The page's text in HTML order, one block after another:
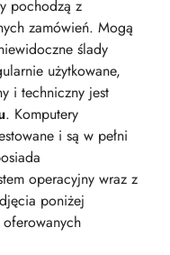
pochodzą z
zamówień. Mogą
ślady
użytkowane,
i techniczny jest
. Komputery
i są w pełni
operacyjny wraz z
poniżej